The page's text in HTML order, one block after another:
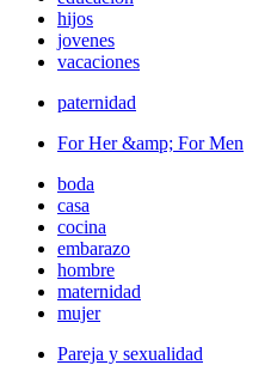
hijos
jovenes
vacaciones
paternidad
For Her &amp; For Men
boda
casa
cocina
embarazo
hombre
maternidad
mujer
Pareja y sexualidad